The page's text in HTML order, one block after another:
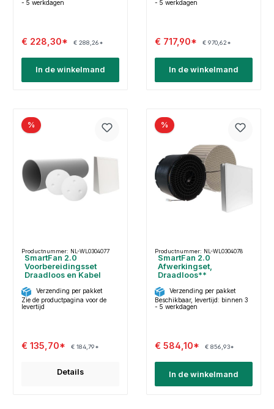
- 5 werkdagen
€ 228,30* € 288,26*
In de winkelmand
- 5 werkdagen
€ 717,90* € 970,62*
In de winkelmand
%
Productnummer: NL-WL0304077
SmartFan 2.0
Voorbereidingsset
Draadloos en Kabel
Verzending per pakket
Zie de productpagina voor de
levertijd
€ 135,70* € 184,79*
Details
%
Productnummer: NL-WL0304078
SmartFan 2.0
Afwerkingset,
Draadloos**
Verzending per pakket
Beschikbaar, levertijd: binnen 3
- 5 werkdagen
€ 584,10* € 856,93*
In de winkelmand